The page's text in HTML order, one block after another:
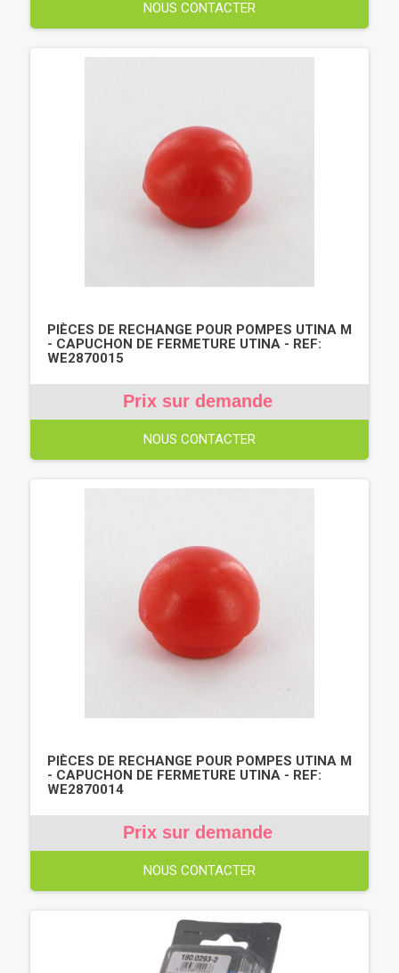
NOUS CONTACTER
PIÈCES DE RECHANGE POUR POMPES UTINA M
- CAPUCHON DE FERMETURE UTINA - REF:
WE2870015
Prix sur demande
NOUS CONTACTER
PIÈCES DE RECHANGE POUR POMPES UTINA M
- CAPUCHON DE FERMETURE UTINA - REF:
WE2870014
Prix sur demande
NOUS CONTACTER